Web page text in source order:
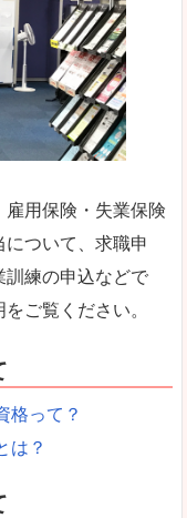
用保険・失業保険
ついて、求職申
訓練の申込などで
ご覧ください。
格って？
は？